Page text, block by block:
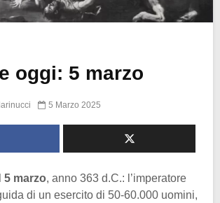
oggi: 5 marzo
5 Marzo 2025
5 marzo, anno 363 d.C.: l’imperatore
di un esercito di 50-60.000 uomini,